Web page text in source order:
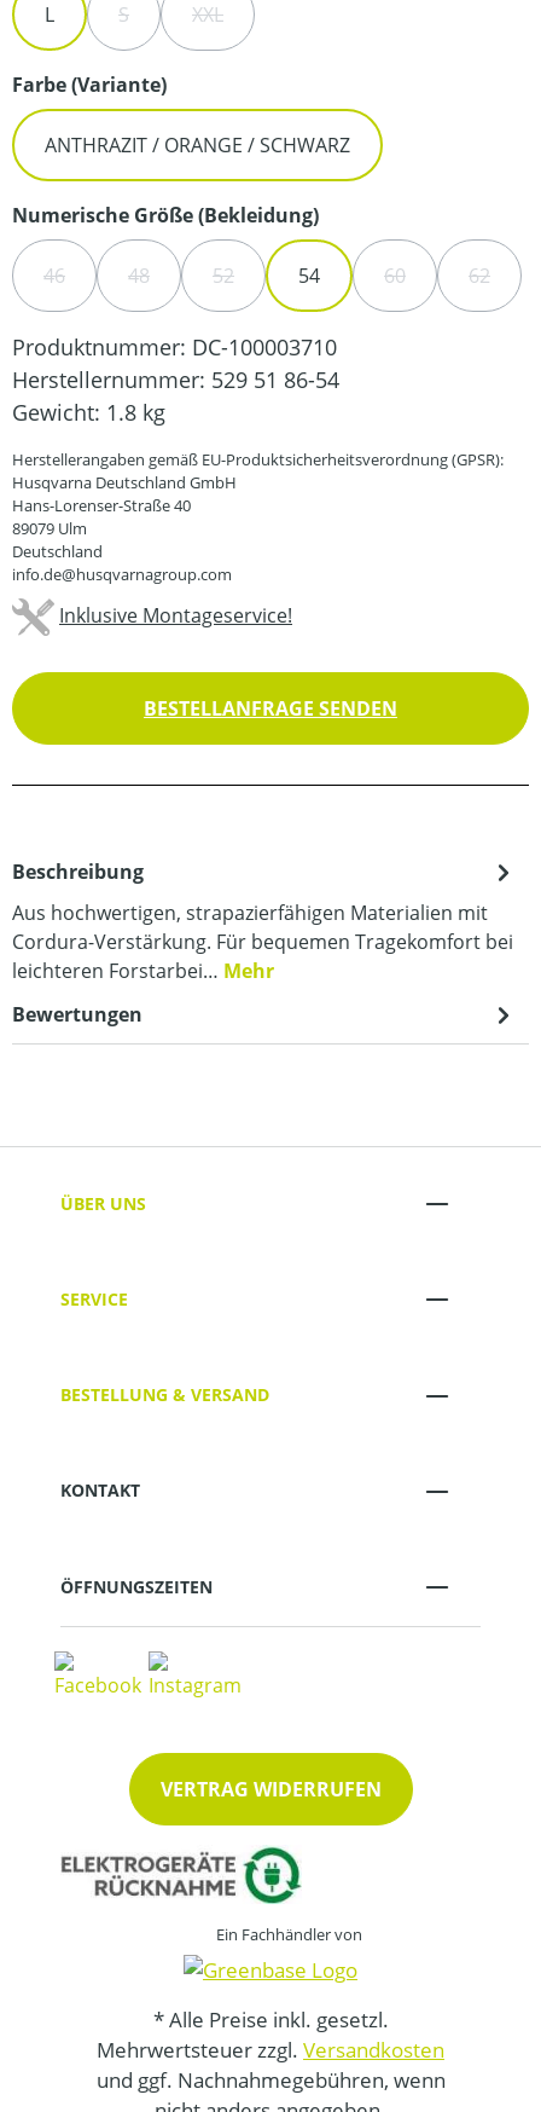
L S(DIESE OPTION IST ZURZEIT NICHT VERFÜGBAR.)
XXL(DIESE OPTION IST ZURZEIT NICHT
Farbe (Variante)auswählen
ANTHRAZIT / ORANGE / SCHWARZ
Numerische Größe (Bekleidung)auswählen
46(DIESE OPTION IST ZURZEIT NICHT VERFÜGBAR.)
48(DIESE OPTION IST ZURZEIT NICHT VERFÜGBAR.)
52(DIESE OPTION IST ZURZEIT NICHT
54 60(DIESE OPTION
62(DIESE
Produktnummer: DC-100003710
Herstellernummer: 529 51 86-54
Gewicht: 1.8 kg
Herstellerangaben gemäß EU-Produktsicherheitsverordnung (GPSR):
Husqvarna Deutschland GmbH
Hans-Lorenser-Straße 40
89079 Ulm
Deutschland
info.de@husqvarnagroup.com
Inklusive Montageservice!
BESTELLANFRAGE SENDEN
Beschreibung
Aus hochwertigen, strapazierfähigen Materialien mit
Cordura-Verstärkung. Für bequemen Tragekomfort bei
leichteren Forstarbei… Mehr
Bewertungen
ÜBER UNS
SERVICE
BESTELLUNG & VERSAND
KONTAKT
ÖFFNUNGSZEITEN
VERTRAG WIDERRUFEN
Ein Fachhändler von
* Alle Preise inkl. gesetzl.
Mehrwertsteuer zzgl. Versandkosten
und ggf. Nachnahmegebühren, wenn